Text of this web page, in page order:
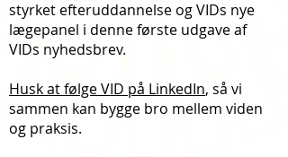
styrket efteruddannelse og VIDs nye
lægepanel i denne første udgave af
VIDs nyhedsbrev.
Husk at følge VID på LinkedIn, så vi
sammen kan bygge bro mellem viden
og praksis.